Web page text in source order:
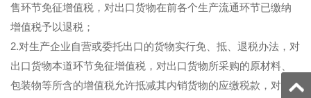
售环节免征增值税，对出口货物在前各个生产流通环节已缴纳
增值税予以退税；
2.对生产企业自营或委托出口的货物实行免、抵、退税办法，对
出口货物本道环节免征增值税，对出口货物所采购的原材料、
包装物等所含的增值税允许抵减其内销货物的应缴税款，对未